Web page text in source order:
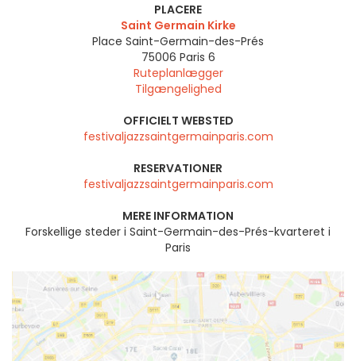
PLACERE
Saint Germain Kirke
Place Saint-Germain-des-Prés
75006 Paris 6
Ruteplanlægger
Tilgængelighed
OFFICIELT WEBSTED
festivaljazzsaintgermainparis.com
RESERVATIONER
festivaljazzsaintgermainparis.com
MERE INFORMATION
Forskellige steder i Saint-Germain-des-Prés-kvarteret i
Paris